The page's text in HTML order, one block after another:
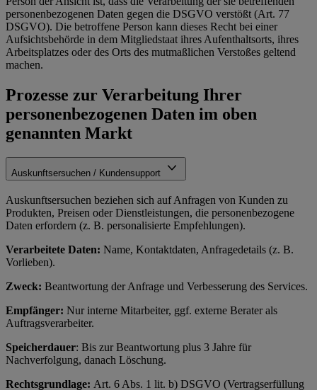
personenbezogenen Daten gegen die DSGVO verstößt (Art. 77
DSGVO). Die betroffene Person kann dieses Recht bei einer
Aufsichtsbehörde in dem Mitgliedstaat ihres Aufenthaltsorts, ihres
Arbeitsplatzes oder des Orts des mutmaßlichen Verstoßes geltend
machen.
Prozesse zur Verarbeitung Ihrer
personenbezogenen Daten im oben
genannten Markt
Auskunftsersuchen / Kundensupport
Auskunftsersuchen beziehen sich auf Anfragen von Kunden zu
Produkten, Preisen oder Dienstleistungen, die personenbezogene
Daten erfordern (z. B. personalisierte Empfehlungen).
Verarbeitete Daten: Name, Kontaktdaten, Anfragedetails (z. B.
Vorlieben).
Zweck: Beantwortung der Anfrage und Verbesserung des Services.
Empfänger: Nur interne Mitarbeiter, ggf. externe Berater als
Auftragsverarbeiter.
Speicherdauer: Bis zur Beantwortung plus 3 Jahre für
Nachverfolgung, danach Löschung.
Rechtsgrundlage: Art. 6 Abs. 1 lit. b) DSGVO (Vertragserfüllung